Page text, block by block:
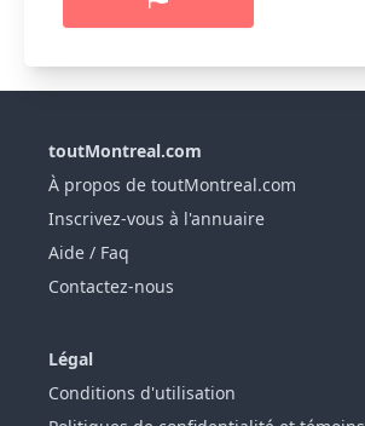
toutMontreal.com
À propos de toutMontreal.com
Inscrivez-vous à l'annuaire
Aide / Faq
Contactez-nous
Légal
Conditions d'utilisation